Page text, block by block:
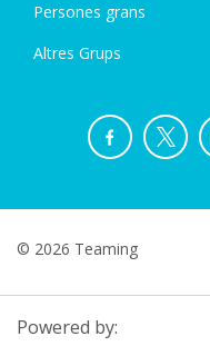
Persones grans
Altres Grups
© 2026 Teaming
Powered by: